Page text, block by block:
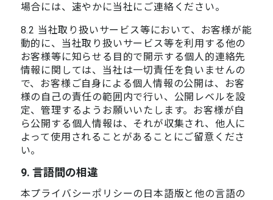
場合には、速やかに当社にご連絡ください。
8.2 当社取り扱いサービス等において、お客様が能
動的に、当社取り扱いサービス等を利用する他の
お客様等に知らせる目的で開示する個人的連絡先
情報に関しては、当社は一切責任を負いませんの
で、お客様ご自身による個人情報の公開は、お客
様の自己の責任の範囲内で行い、公開レベルを設
定、管理するようお願いいたします。お客様が自
ら公開する個人情報は、それが収集され、他人に
よって使用されることがあることにご留意くださ
い。
9. 言語間の相違
本プライバシーポリシーの日本語版と他の言語の